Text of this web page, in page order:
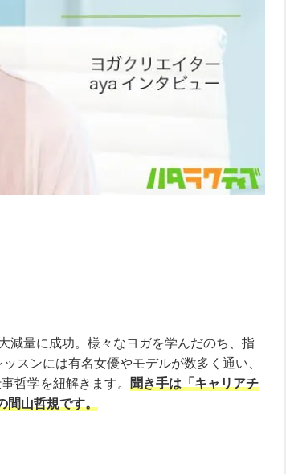
減量に成功。様々なヨガを学んだのち、指
スンには有名女優やモデルが数多く通い、
哲学を紐解きます。
聞き手は「キャリアチ
山哲規です。